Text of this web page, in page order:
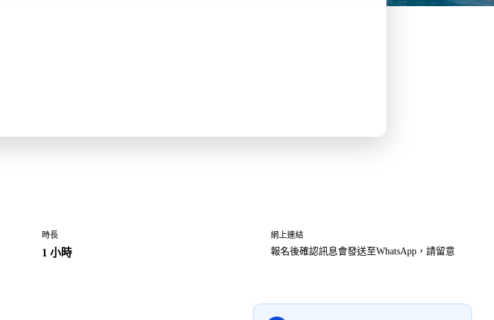
上講座
時長
1 小時
網上連結
報名後確認訊息會發送至WhatsApp，請留意